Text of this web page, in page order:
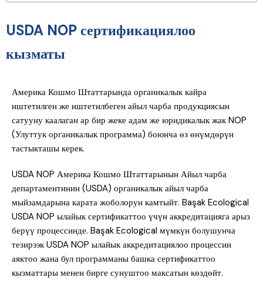
USDA NOP сертификациялоо
кызматы
Америка Кошмо Штаттарында органикалык кайра
иштетилген же иштетилбеген айыл чарба продукциясын
сатууну каалаган ар бир жеке адам же юридикалык жак NOP
(Улуттук органикалык программа) боюнча өз өнүмдөрүн
тастыкташы керек.
USDA NOP Америка Кошмо Штаттарынын Айыл чарба
департаментинин (USDA) органикалык айыл чарба
мыйзамдарына карата жоболорун камтыйт. Başak Ecological
USDA NOP ылайык сертификаттоо үчүн аккредитацияга арыз
берүү процессинде. Başak Ecological мүмкүн болушунча
тезирээк USDA NOP ылайык аккредитациялоо процессин
аяктоо жана бул программаны башка сертификаттоо
кызматтары менен бирге сунуштоо максатын көздөйт.